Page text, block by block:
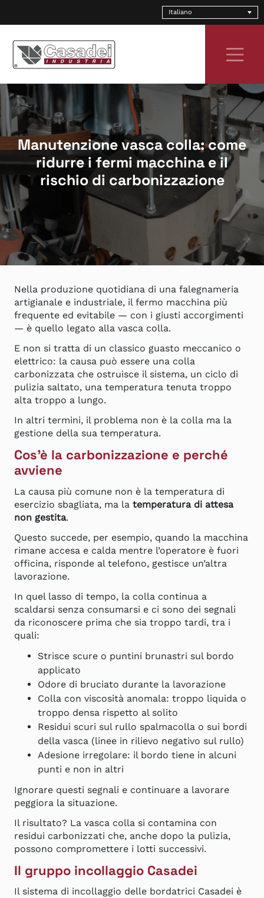
to
content
Italiano
Manutenzione vasca colla: come
ridurre i fermi macchina e il
rischio di carbonizzazione
Nella produzione quotidiana di una falegnameria
artigianale e industriale, il fermo macchina più
frequente ed evitabile — con i giusti accorgimenti
— è quello legato alla vasca colla.
E non si tratta di un classico guasto meccanico o
elettrico: la causa può essere una colla
carbonizzata che ostruisce il sistema, un ciclo di
pulizia saltato, una temperatura tenuta troppo
alta troppo a lungo.
In altri termini, il problema non è la colla ma la
gestione della sua temperatura.
Cos’è la carbonizzazione e perché
avviene
La causa più comune non è la temperatura di
esercizio sbagliata, ma latemperatura di attesa
non gestita.
Questo succede, per esempio, quando la macchina
rimane accesa e calda mentre l’operatore è fuori
officina, risponde al telefono, gestisce un’altra
lavorazione.
In quel lasso di tempo, la colla continua a
scaldarsi senza consumarsi e ci sono dei segnali
da riconoscere prima che sia troppo tardi, tra i
quali:
Strisce scure o puntini brunastri sul bordo
applicato
Odore di bruciato durante la lavorazione
Colla con viscosità anomala: troppo liquida o
troppo densa rispetto al solito
Residui scuri sul rullo spalmacolla o sui bordi
della vasca (linee in rilievo negativo sul rullo)
Adesione irregolare: il bordo tiene in alcuni
punti e non in altri
Ignorare questi segnali e continuare a lavorare
peggiora la situazione.
Il risultato? La vasca colla si contamina con
residui carbonizzati che, anche dopo la pulizia,
possono compromettere i lotti successivi.
Il gruppo incollaggio Casadei
Il sistema di incollaggio delle bordatrici Casadei è